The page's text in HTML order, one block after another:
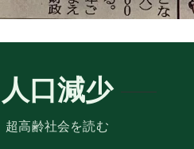
人口減少
超高齢社会を読む